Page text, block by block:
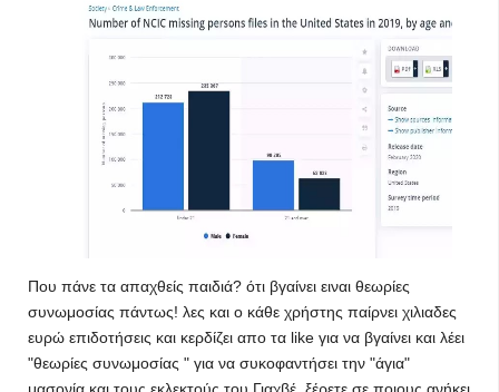
Που πάνε τα απαχθείς παιδιά? ότι βγαίνει ειναι θεωρίες
συνωμοσίας πάντως! λες και ο κάθε χρήστης παίρνει χιλιαδες
ευρώ επιδοτήσεις και κερδίζει απο τα like για να βγαίνει και λέει
"θεωρίες συνωμοσίας " για να συκοφαντήσει την "άγια"